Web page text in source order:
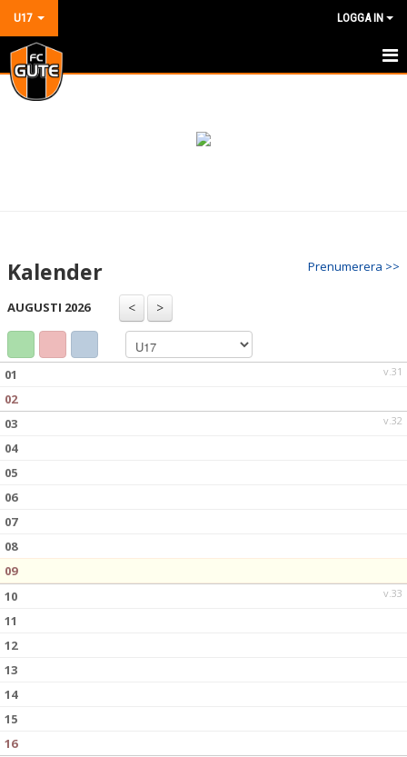
U17 LOGGA IN
HEM
KONTAKT
GÄSTBOK
Prenumerera >>
Kalender
AUGUSTI 2026
v.31
01
02
v.32
03
04
05
06
07
08
09
v.33
10
11
12
13
14
15
16